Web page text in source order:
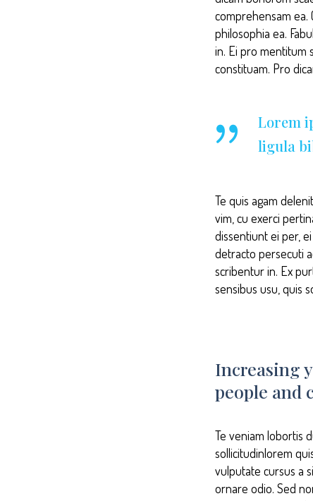
comprehensam ea.
philosophia ea.
in. Ei pro mentitum
constituam. Pro
Lorem
ligula
Te quis agam
vim, cu exerci
dissentiunt ei per,
detracto persecuti
scribentur in. Ex
sensibus usu, quis
Increasing
people and
Te veniam lobortis
sollicitudinlorem
vulputate cursus a
ornare odio. Sed